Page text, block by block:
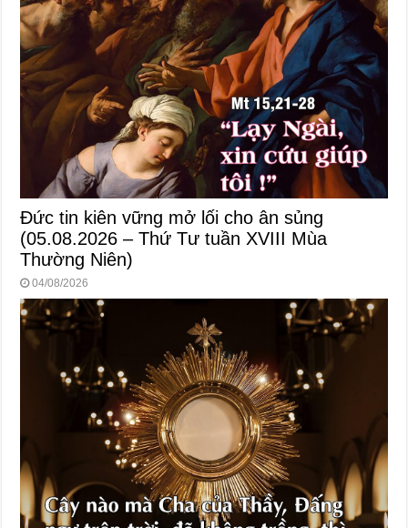
Đức tin kiên vững mở lối cho ân sủng
(05.08.2026 – Thứ Tư tuần XVIII Mùa
Thường Niên)
04/08/2026